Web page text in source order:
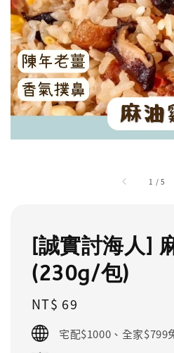
1 /5
[誠實討海人]
(230g/包)
Regular
price
NT$ 69
宅配$1000、全家$799